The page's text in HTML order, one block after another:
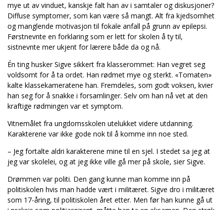
mye ut av vinduet, kanskje falt han av i samtaler og diskusjoner?
Diffuse symptomer, som kan være så mangt. Alt fra kjedsomhet
og manglende motivasjon til fokale anfall på grunn av epilepsi.
Førstnevnte en forklaring som er lett for skolen å ty til,
sistnevnte mer ukjent for lærere både da og nå.
Én ting husker Sigve sikkert fra klasserommet: Han vegret seg
voldsomt for å ta ordet. Han rødmet mye og sterkt. «Tomaten»
kalte klassekameratene han. Fremdeles, som godt voksen, kvier
han seg for å snakke i forsamlinger. Selv om han nå vet at den
kraftige rødmingen var et symptom.
Vitnemålet fra ungdomsskolen utelukket videre utdanning.
Karakterene var ikke gode nok til å komme inn noe sted.
– Jeg fortalte aldri karakterene mine til en sjel. I stedet sa jeg at
jeg var skolelei, og at jeg ikke ville gå mer på skole, sier Sigve.
Drømmen var politi. Den gang kunne man komme inn på
politiskolen hvis man hadde vært i militæret. Sigve dro i militæret
som 17-åring, til politiskolen året etter. Men før han kunne gå ut